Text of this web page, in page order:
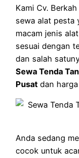
Kami Cv.
sewa alat pesta
macam jenis
sesuai dengan
dan salah
Sewa Tenda
Pusat dan
Anda sedang
cocok untuk